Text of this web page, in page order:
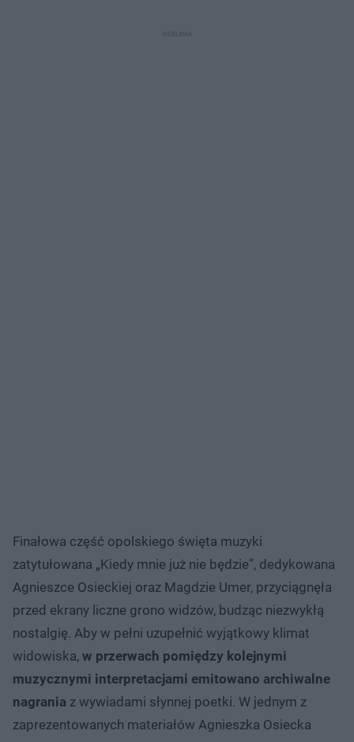
Finałowa część opolskiego święta muzyki
zatytułowana „Kiedy mnie już nie będzie”, dedykowana
Agnieszce Osieckiej oraz Magdzie Umer, przyciągnęła
przed ekrany liczne grono widzów, budząc niezwykłą
nostalgię. Aby w pełni uzupełnić wyjątkowy klimat
widowiska, w przerwach pomiędzy kolejnymi
muzycznymi interpretacjami emitowano archiwalne
nagrania z wywiadami słynnej poetki. W jednym z
zaprezentowanych materiałów Agnieszka Osiecka